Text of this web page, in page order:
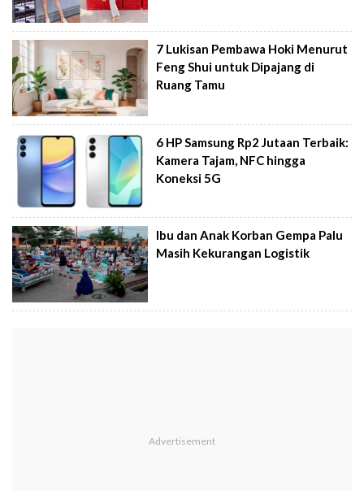
7 Lukisan Pembawa Hoki Menurut
Feng Shui untuk Dipajang di
Ruang Tamu
6 HP Samsung Rp2 Jutaan Terbaik:
Kamera Tajam, NFC hingga
Koneksi 5G
Ibu dan Anak Korban Gempa Palu
Masih Kekurangan Logistik